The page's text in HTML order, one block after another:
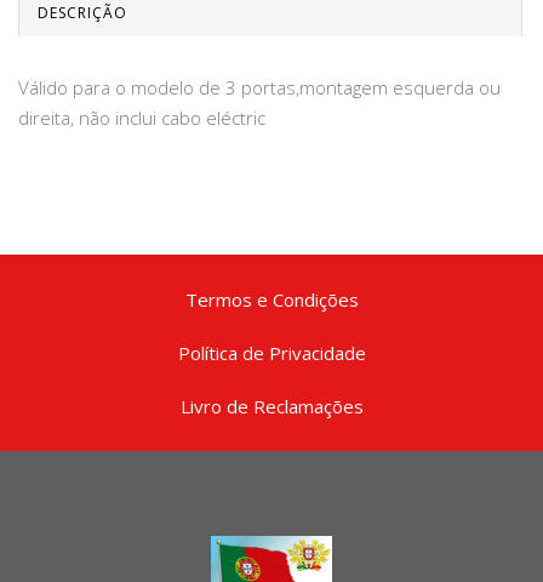
DESCRIÇÃO
Válido para o modelo de 3 portas,montagem esquerda ou
direita, não inclui cabo eléctric
Termos e Condições
Política de Privacidade
Livro de Reclamações